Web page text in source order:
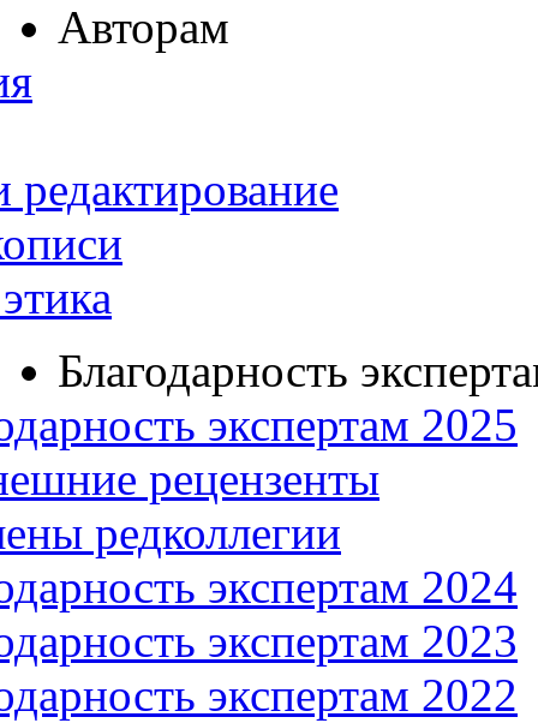
Авторам
редактирование
Благодарность
экспертам 2025
рецензенты
редколлегии
экспертам 2024
экспертам 2023
экспертам 2022